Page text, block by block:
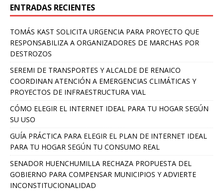
ENTRADAS RECIENTES
TOMÁS KAST SOLICITA URGENCIA PARA PROYECTO QUE
RESPONSABILIZA A ORGANIZADORES DE MARCHAS POR
DESTROZOS
SEREMI DE TRANSPORTES Y ALCALDE DE RENAICO
COORDINAN ATENCIÓN A EMERGENCIAS CLIMÁTICAS Y
PROYECTOS DE INFRAESTRUCTURA VIAL
CÓMO ELEGIR EL INTERNET IDEAL PARA TU HOGAR SEGÚN
SU USO
GUÍA PRÁCTICA PARA ELEGIR EL PLAN DE INTERNET IDEAL
PARA TU HOGAR SEGÚN TU CONSUMO REAL
SENADOR HUENCHUMILLA RECHAZA PROPUESTA DEL
GOBIERNO PARA COMPENSAR MUNICIPIOS Y ADVIERTE
INCONSTITUCIONALIDAD